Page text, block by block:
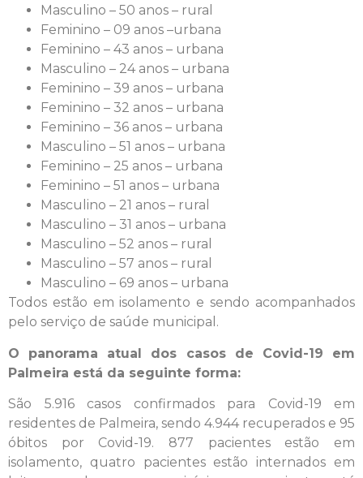
Masculino – 50 anos – rural
Feminino – 09 anos –urbana
Feminino – 43 anos – urbana
Masculino – 24 anos – urbana
Feminino – 39 anos – urbana
Feminino – 32 anos – urbana
Feminino – 36 anos – urbana
Masculino – 51 anos – urbana
Feminino – 25 anos – urbana
Feminino – 51 anos – urbana
Masculino – 21 anos – rural
Masculino – 31 anos – urbana
Masculino – 52 anos – rural
Masculino – 57 anos – rural
Masculino – 69 anos – urbana
Todos estão em isolamento e sendo acompanhados
pelo serviço de saúde municipal.
O panorama atual dos casos de Covid-19 em
Palmeira está da seguinte forma:
São 5.916 casos confirmados para Covid-19 em
residentes de Palmeira, sendo 4.944 recuperados e 95
óbitos por Covid-19. 877 pacientes estão em
isolamento, quatro pacientes estão internados em